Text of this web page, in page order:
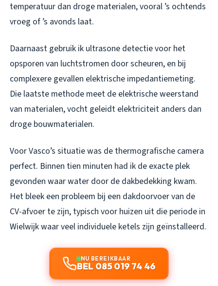
temperatuur dan droge materialen, vooral ’s ochtends
vroeg of ’s avonds laat.
Daarnaast gebruik ik ultrasone detectie voor het
opsporen van luchtstromen door scheuren, en bij
complexere gevallen elektrische impedantiemeting.
Die laatste methode meet de elektrische weerstand
van materialen, vocht geleidt elektriciteit anders dan
droge bouwmaterialen.
Voor Vasco’s situatie was de thermografische camera
perfect. Binnen tien minuten had ik de exacte plek
gevonden waar water door de dakbedekking kwam.
Het bleek een probleem bij een dakdoorvoer van de
CV-afvoer te zijn, typisch voor huizen uit die periode in
Wielwijk waar veel individuele ketels zijn geïnstalleerd.
NU BEREIKBAAR
BEL 085 019 74 46